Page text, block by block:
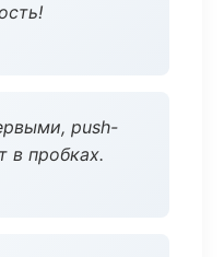
push-
в пробках.